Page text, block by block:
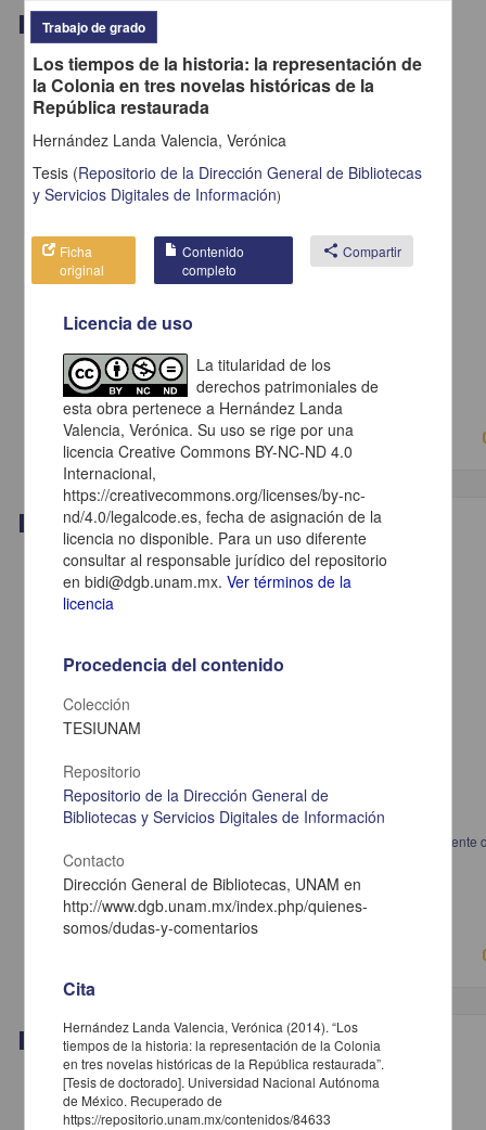
Trabajo de grado
Valdéz, Federico
2014
Artes y Humanidades
Trabajo de grado
Sistemas de ecuaciones lineales en el bachillerato: diseño de un ambiente
aprendizaje con comprensión
Pablo Abrego, Jorge
2014
Artes y Humanidades,Físico Matemáticas y Ciencias de la Tierra
Trabajo de grado
Trabajo de grado
Los tiempos de la historia: la representación de
la Colonia en tres novelas históricas de la
República restaurada
Hernández Landa Valencia, Verónica
Tesis (Repositorio de la Dirección General de Bibliotecas
y Servicios Digitales de Información)
Ficha
original
Contenido
completo
share Compartir
Licencia de uso
La titularidad de los
derechos patrimoniales de
esta obra pertenece a Hernández Landa
Valencia, Verónica. Su uso se rige por una
licencia Creative Commons BY-NC-ND 4.0
Internacional,
https://creativecommons.org/licenses/by-nc-
nd/4.0/legalcode.es, fecha de asignación de la
licencia no disponible. Para un uso diferente
consultar al responsable jurídico del repositorio
en bidi@dgb.unam.mx.Ver términos de la
licencia
Procedencia del contenido
Colección
TESIUNAM
Repositorio
Repositorio de la Dirección General de
Bibliotecas y Servicios Digitales de Información
Contacto
Dirección General de Bibliotecas, UNAM en
http://www.dgb.unam.mx/index.php/quienes-
somos/dudas-y-comentarios
Cita
Hernández Landa Valencia, Verónica (2014). “Los
tiempos de la historia: la representación de la Colonia
en tres novelas históricas de la República restaurada”.
[Tesis de doctorado]. Universidad Nacional Autónoma
de México. Recuperado de
https://repositorio.unam.mx/contenidos/84633